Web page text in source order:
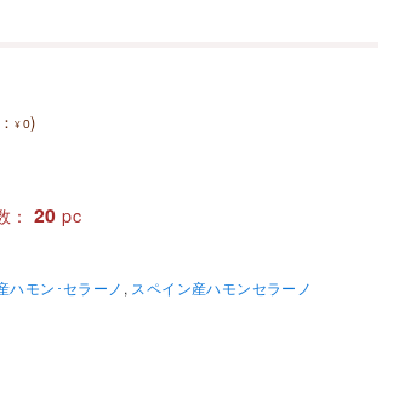
¥0)
： 20 pc
ハモン･セラーノ , スペイン産ハモンセラーノ